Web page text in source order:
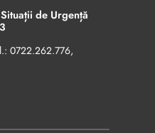
de Urgență
0722.262.776,